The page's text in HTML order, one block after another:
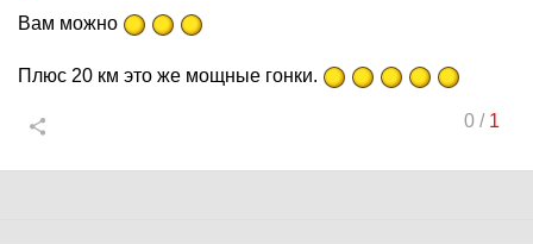
Вам можно
Плюс 20 км это же мощные гонки.
0/ 1